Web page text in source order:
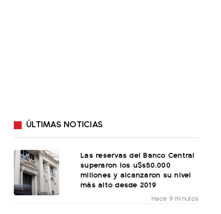
ÚLTIMAS NOTICIAS
Las reservas del Banco Central
superaron los u$s50.000
millones y alcanzaron su nivel
más alto desde 2019
Hace 9 minutos